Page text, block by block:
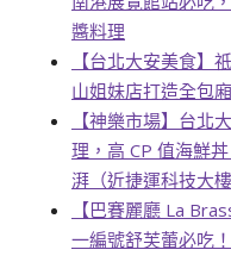
醬料理
【台北大安美食】
山姐妹店打造全包
【神樂市場】台北
理，高 CP 值海鮮
湃（近捷運科技大樓
【巴賽麗廳 La
一編號舒芙蕾必吃